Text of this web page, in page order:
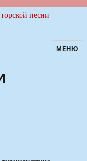
авторскойМЕНЮ